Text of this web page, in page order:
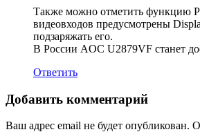
Также можно отметить функцию
видеовходов предусмотрены
подзаряжать его.
В России AOC U2879VF станет
Ответить
Добавить комментарий
Ваш адрес email не будет опубликован.